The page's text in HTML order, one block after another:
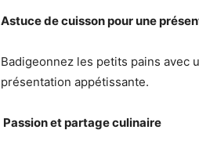
Astuce de cuisson pour une
Badigeonnez les petits pains avec
présentation appétissante.
‍ Passion et partage culinaire